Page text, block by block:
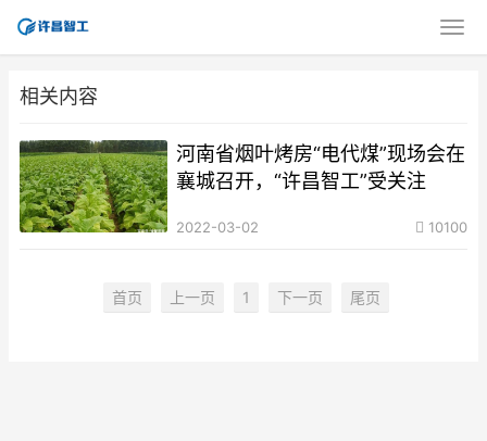
相关内容
河南省烟叶烤房“电代煤”现场会在
襄城召开，“许昌智工”受关注
2022-03-02 10100
首页 上一页 1 下一页 尾页